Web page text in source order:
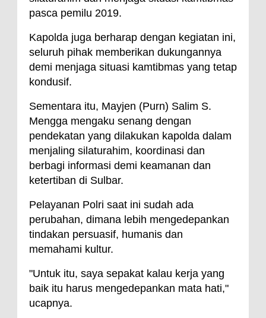
pasca pemilu 2019.
Kapolda juga berharap dengan kegiatan ini,
seluruh pihak memberikan dukungannya
demi menjaga situasi kamtibmas yang tetap
kondusif.
Sementara itu, Mayjen (Purn) Salim S.
Mengga mengaku senang dengan
pendekatan yang dilakukan kapolda dalam
menjaling silaturahim, koordinasi dan
berbagi informasi demi keamanan dan
ketertiban di Sulbar.
Pelayanan Polri saat ini sudah ada
perubahan, dimana lebih mengedepankan
tindakan persuasif, humanis dan
memahami kultur.
"Untuk itu, saya sepakat kalau kerja yang
baik itu harus mengedepankan mata hati,"
ucapnya.